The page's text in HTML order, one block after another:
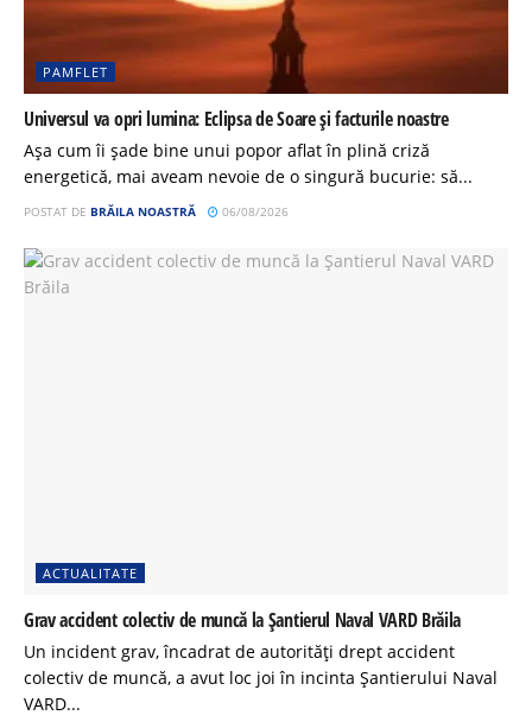
PAMFLET
Universul va opri lumina: Eclipsa de Soare și facturile noastre
Așa cum îi șade bine unui popor aflat în plină criză
energetică, mai aveam nevoie de o singură bucurie: să...
POSTAT DE BRĂILA NOASTRĂ 06/08/2026
ACTUALITATE
Grav accident colectiv de muncă la Șantierul Naval VARD Brăila
Un incident grav, încadrat de autorități drept accident
colectiv de muncă, a avut loc joi în incinta Șantierului Naval
VARD...